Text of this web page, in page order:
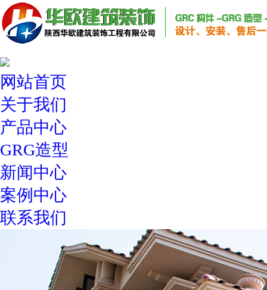
网站首页
关于我们
产品中心
GRG造型
新闻中心
案例中心
联系我们